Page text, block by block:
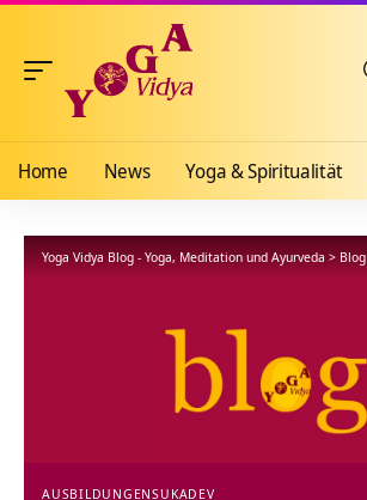
Home News Yoga & Spiritualität
Yoga Vidya Blog - Yoga, Meditation und Ayurveda > Blog
AUSBILDUNGENSUKADEV